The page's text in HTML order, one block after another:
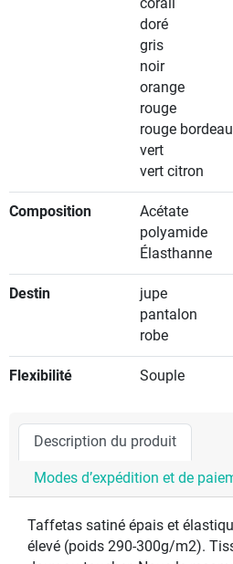
corail
doré
gris
noir
orange
rouge
rouge
vert
vert citron
Composition
Acétate
polyamide
Élasthanne
Destin
jupe
pantalon
robe
Flexibilité Souple
Description du produit
Modes d’expédition et de
Taffetas satiné épais et
élevé (poids 290-300g/m2).